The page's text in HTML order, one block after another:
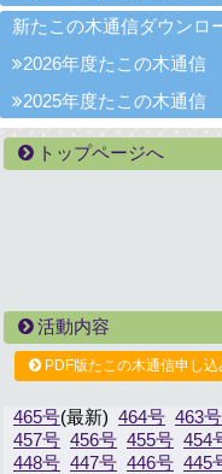
新たこの木通信ダウンロ
2026年度たこの木通信
2025年度たこの木通信
トップページへ
活動内容
PDF版たこの木通信申し込
465号 464号 463号
457号 456号 455号 454
448号 447号 446号 445